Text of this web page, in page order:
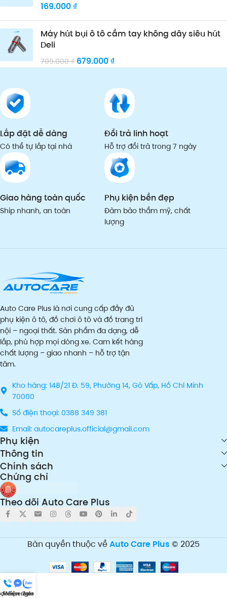
169.000 ₫
Máy hút bụi ô tô cầm tay không dây siêu hút
Deli
709.000₫ 679.000 ₫
Lắp đặt dễ dàng
Có thể tự lắp tại nhà
Đổi trả linh hoạt
Hỗ trợ đổi trả trong 7 ngày
Giao hàng toàn quốc
Ship nhanh, an toàn
Phụ kiện bền đẹp
Đảm bảo thẩm mỹ, chất
lượng
Auto Care Plus là nơi cung cấp đầy đủ
phụ kiện ô tô, đồ chơi ô tô và đồ trang trí
nội – ngoại thất. Sản phẩm đa dạng, dễ
lắp, phù hợp mọi dòng xe. Cam kết hàng
chất lượng – giao nhanh – hỗ trợ tận
tâm.
Kho hàng: 148/21 Đ. 59, Phường 14, Gò Vấp, Hồ Chí Minh
70000
Số điện thoại: 0388 349 381
Email: autocareplus.official@gmail.com
Phụ kiện
Thông tin
Chính sách
Chứng chỉ
Theo dõi Auto Care Plus
Bản quyền thuộc vềAuto Care Plus © 2025
điện
Messenger
Zalo